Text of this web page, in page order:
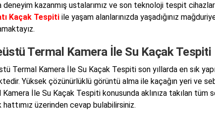
deneyim kazanmış ustalarımız ve son teknoloji tespit
Kaçak Tespitiile yaşam alanlarınızda yaşadığınız
Termal Kamera İle Su Kaçak Tespiti
Termal Kamera İle Su Kaçak Tespiti son yıllarda en sık
Yüksek çözünürlüklü görüntü alma ile kaçağın yeri ve
Kamera İle Su Kaçak Tespiti konusunda aklınıza takılan
üzerinden cevap bulabilirsiniz.